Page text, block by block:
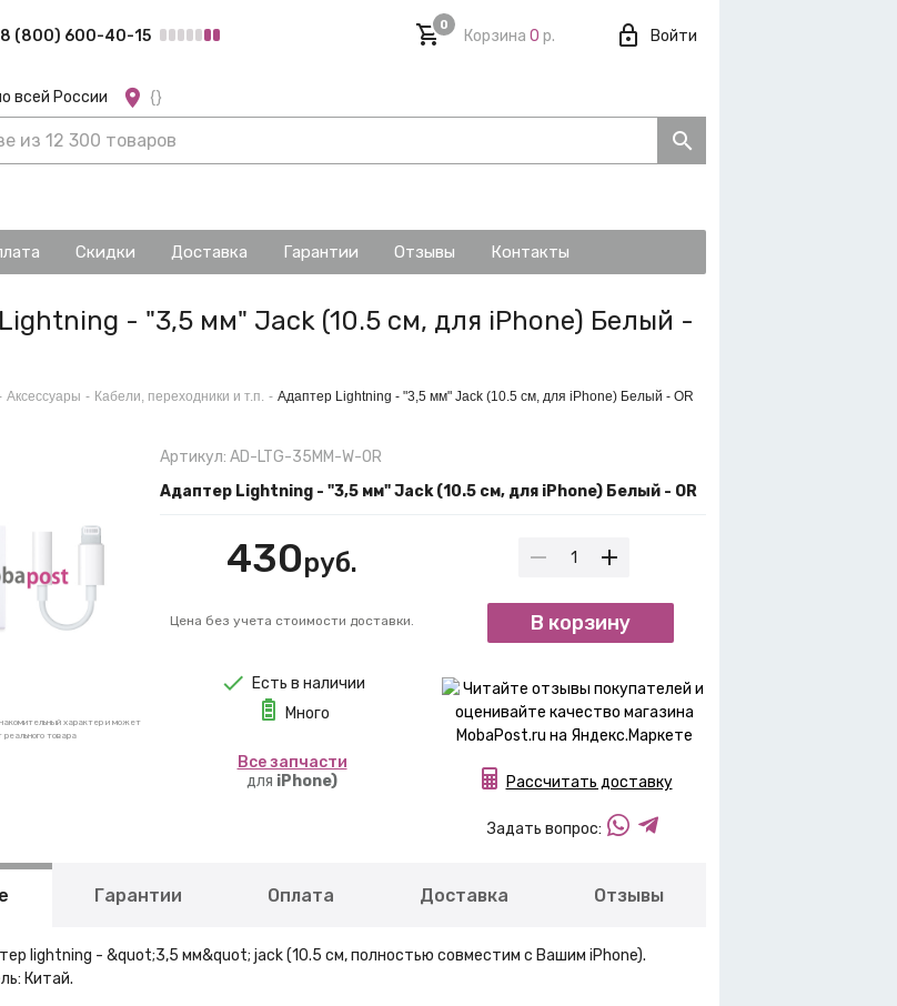
8 (800) 600-40-15
0
Корзина 0 р. Войти
всей России {}
Скидки Доставка Гарантии Отзывы Контакты
- "3,5 мм" Jack (10.5 см, для iPhone) Белый -
Аксессуары - Кабели, переходники и т.п. - Адаптер Lightning - "3,5 мм" Jack (10.5 см, для iPhone) Белый - OR
характер и может
реального товара
Артикул: AD-LTG-35MM-W-OR
Адаптер Lightning - "3,5 мм" Jack (10.5 см, для iPhone) Белый - OR
430руб.
Цена без учета стоимости доставки.
Есть в наличии
Много
Вcе запчасти
для iPhone)
В корзину
Рассчитать доставку
Задать вопрос:
Гарантии Оплата Доставка Отзывы
lightning - &quot;3,5 мм&quot; jack (10.5 см, полностью совместим с Вашим iPhone).
Китай.